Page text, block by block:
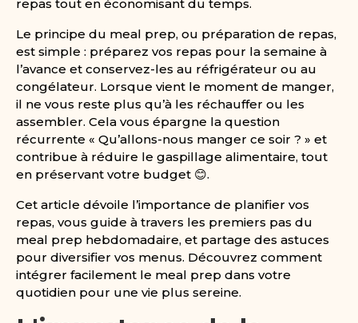
repas tout en économisant du temps.
Le principe du meal prep, ou préparation de repas,
est simple : préparez vos repas pour la semaine à
l’avance et conservez-les au réfrigérateur ou au
congélateur. Lorsque vient le moment de manger,
il ne vous reste plus qu’à les réchauffer ou les
assembler. Cela vous épargne la question
récurrente « Qu’allons-nous manger ce soir ? » et
contribue à réduire le gaspillage alimentaire, tout
en préservant votre budget 😊.
Cet article dévoile l’importance de planifier vos
repas, vous guide à travers les premiers pas du
meal prep hebdomadaire, et partage des astuces
pour diversifier vos menus. Découvrez comment
intégrer facilement le meal prep dans votre
quotidien pour une vie plus sereine.